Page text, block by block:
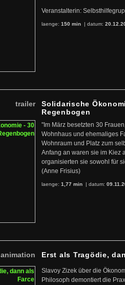
Veranstalterin:
laenge: 150 min | datum:
trailer
Solidarische
Regenbogen
"Im März besetzten 30
Wohnhaus und ehemaliges
Wohnraum und Platz zum
Anfang an waren sie im Kiez
organisierten sie sowohl für
(Anne Frisius)
laenge: 1,77 min | datum:
animation Erst als Tragödie,
Slavoy Zizek über die
Philosoph demontiert die